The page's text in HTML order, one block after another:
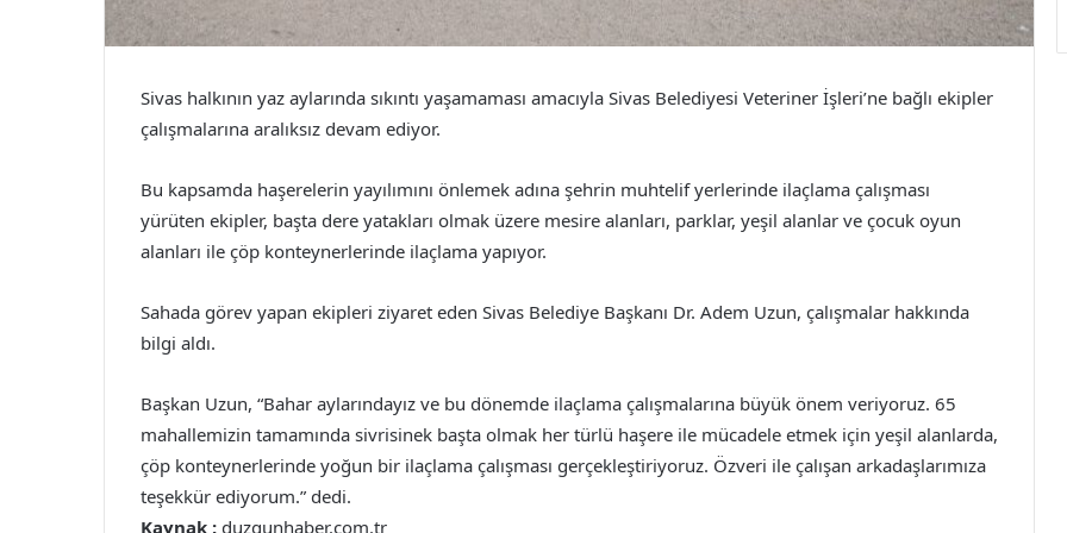
Sivas halkının yaz aylarında sıkıntı yaşamaması amacıyla Sivas Belediyesi Veteriner İşleri’ne bağlı ekipler
çalışmalarına aralıksız devam ediyor.
Bu kapsamda haşerelerin yayılımını önlemek adına şehrin muhtelif yerlerinde ilaçlama çalışması
yürüten ekipler, başta dere yatakları olmak üzere mesire alanları, parklar, yeşil alanlar ve çocuk oyun
alanları ile çöp konteynerlerinde ilaçlama yapıyor.
Sahada görev yapan ekipleri ziyaret eden Sivas Belediye Başkanı Dr. Adem Uzun, çalışmalar hakkında
bilgi aldı.
Başkan Uzun, “Bahar aylarındayız ve bu dönemde ilaçlama çalışmalarına büyük önem veriyoruz. 65
mahallemizin tamamında sivrisinek başta olmak her türlü haşere ile mücadele etmek için yeşil alanlarda,
çöp konteynerlerinde yoğun bir ilaçlama çalışması gerçekleştiriyoruz. Özveri ile çalışan arkadaşlarımıza
teşekkür ediyorum.” dedi.
Kaynak : duzgunhaber.com.tr